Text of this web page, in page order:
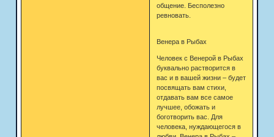
общение. Бесполезно
ревновать.
Венера в Рыбах
Человек с Венерой в Рыбах
буквально растворится в
вас и в вашей жизни – будет
посвящать вам стихи,
отдавать вам все самое
лучшее, обожать и
боготворить вас. Для
человека, нуждающегося в